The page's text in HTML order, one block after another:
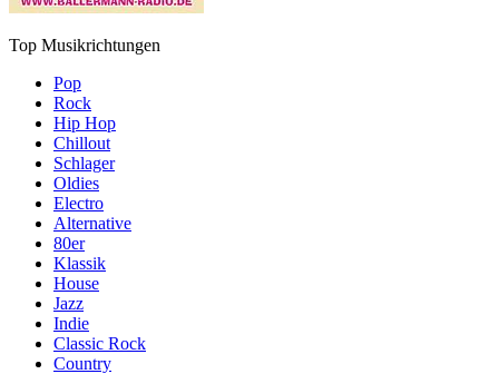
Top Musikrichtungen
Pop
Rock
Hip Hop
Chillout
Schlager
Oldies
Electro
Alternative
80er
Klassik
House
Jazz
Indie
Classic Rock
Country